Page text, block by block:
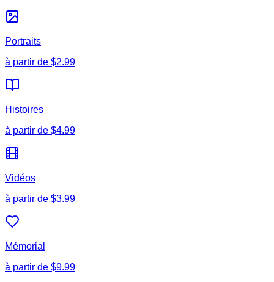
Portraits
à partir de $2.99
Histoires
à partir de $4.99
Vidéos
à partir de $3.99
Mémorial
à partir de $9.99